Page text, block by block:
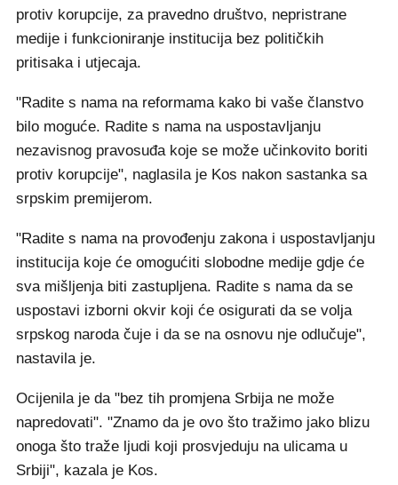
protiv korupcije, za pravedno društvo, nepristrane
medije i funkcioniranje institucija bez političkih
pritisaka i utjecaja.
"Radite s nama na reformama kako bi vaše članstvo
bilo moguće. Radite s nama na uspostavljanju
nezavisnog pravosuđa koje se može učinkovito boriti
protiv korupcije", naglasila je Kos nakon sastanka sa
srpskim premijerom.
"Radite s nama na provođenju zakona i uspostavljanju
institucija koje će omogućiti slobodne medije gdje će
sva mišljenja biti zastupljena. Radite s nama da se
uspostavi izborni okvir koji će osigurati da se volja
srpskog naroda čuje i da se na osnovu nje odlučuje",
nastavila je.
Ocijenila je da "bez tih promjena Srbija ne može
napredovati". "Znamo da je ovo što tražimo jako blizu
onoga što traže ljudi koji prosvjeduju na ulicama u
Srbiji", kazala je Kos.